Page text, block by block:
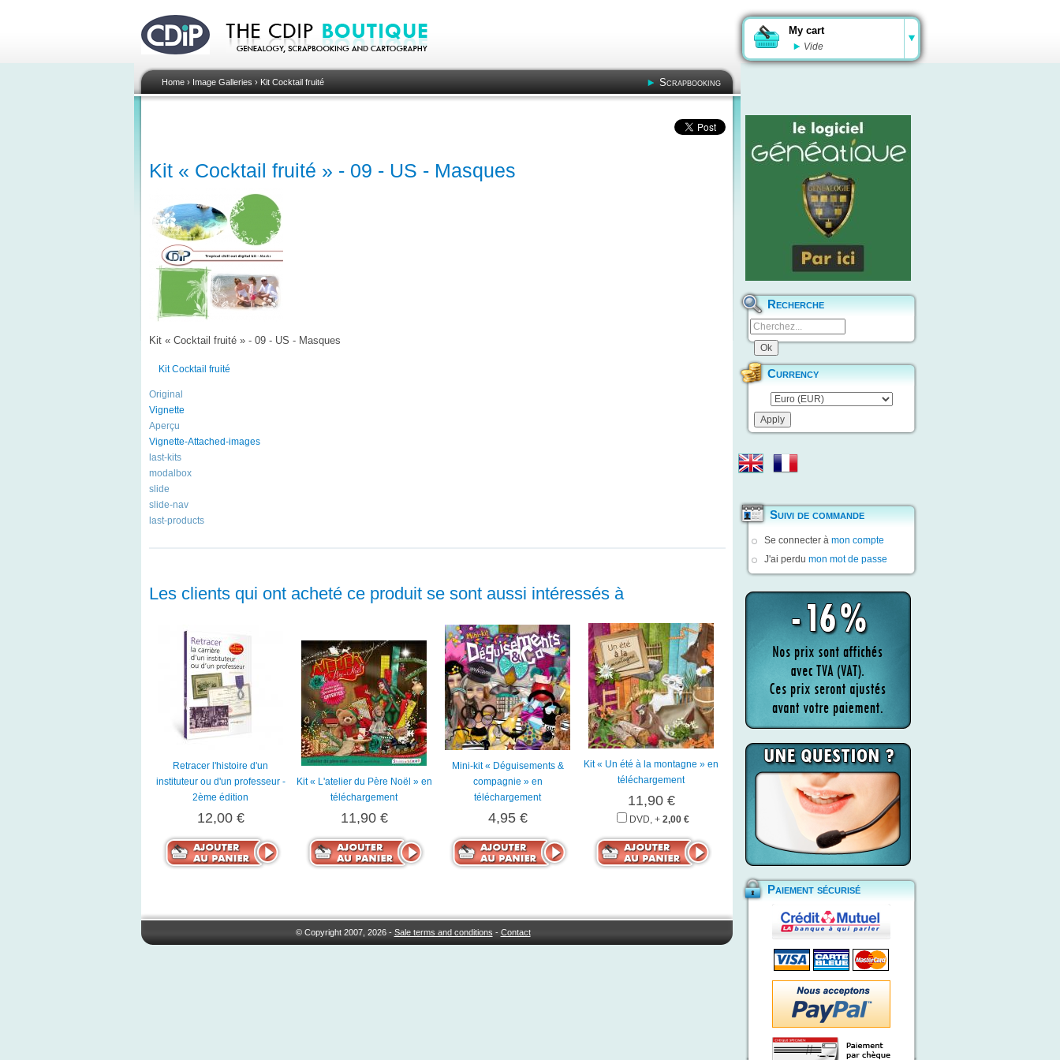
My cart
Vide
Home› Image Galleries › Kit Cocktail fruité Scrapbooking
Kit « Cocktail fruité » - 09 - US - Masques
Kit « Cocktail fruité » - 09 - US - Masques
Kit Cocktail fruité
Original
Vignette
Aperçu
Vignette-Attached-images
last-kits
modalbox
slide
slide-nav
last-products
Les clients qui ont acheté ce produit se sont aussi intéressés à
Retracer l'histoire d'un
instituteur ou d'un professeur -
2ème édition
12,00 €
Kit « L'atelier du Père Noël » en
téléchargement
11,90 €
Mini-kit « Déguisements &
compagnie » en
téléchargement
4,95 €
Kit « Un été à la montagne » en
téléchargement
11,90 €
DVD, + 2,00 €
© Copyright 2007, 2026 - Sale terms and conditions - Contact
Recherche
Currency
Suivi de commande
Se connecter à mon compte
J'ai perdu mon mot de passe
Paiement sécurisé